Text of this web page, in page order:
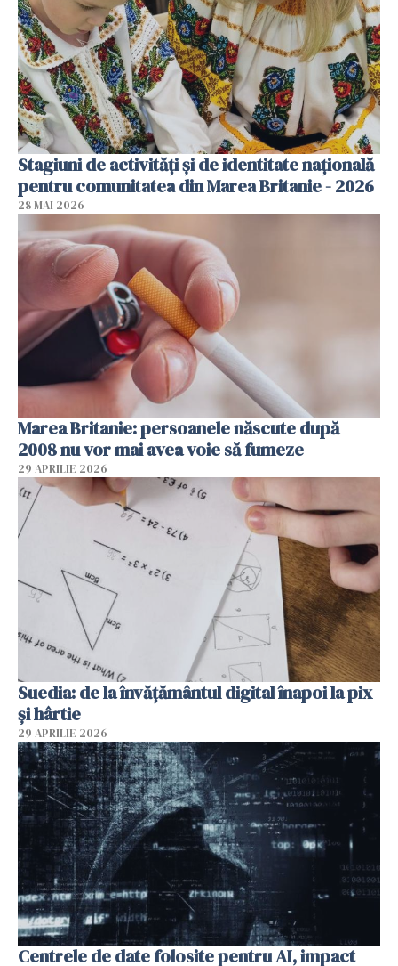
Stagiuni de activități și de identitate națională
pentru comunitatea din Marea Britanie - 2026
28 MAI 2026
Marea Britanie: persoanele născute după
2008 nu vor mai avea voie să fumeze
29 APRILIE 2026
Suedia: de la învățământul digital înapoi la pix
și hârtie
29 APRILIE 2026
Centrele de date folosite pentru AI, impact